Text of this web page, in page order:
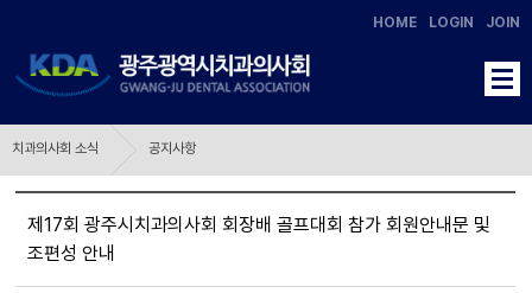
HOME LOGIN JOIN
치과의사회 소식 공지사항
제17회 광주시치과의사회 회장배 골프대회 참가 회원안내문 및
조편성 안내